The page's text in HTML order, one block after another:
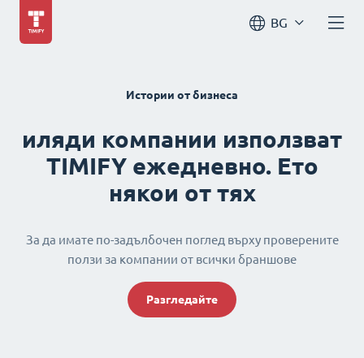
BG
Истории от бизнеса
иляди компании използват
TIMIFY ежедневно. Ето
някои от тях
За да имате по-задълбочен поглед върху проверените
ползи за компании от всички браншове
Разгледайте